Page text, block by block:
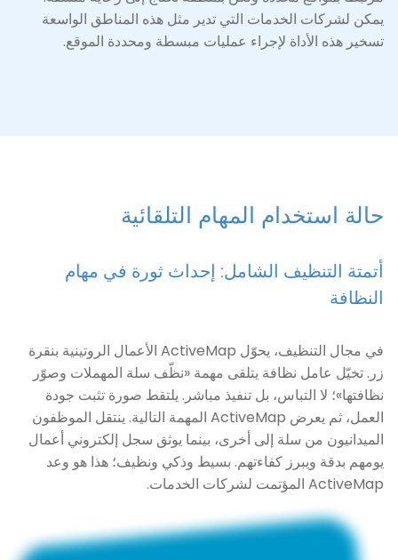
يمكن لشركات الخدمات التي تدير مثل هذه المناطق الواسعة
تسخير هذه الأداة لإجراء عمليات مبسطة ومحددة الموقع.
حالة استخدام المهام التلقائية
أتمتة التنظيف الشامل: إحداث ثورة في مهام
النظافة
في مجال التنظيف، يحوّل ActiveMap الأعمال الروتينية بنقرة
زر. تخيّل عامل نظافة يتلقى مهمة «نظّف سلة المهملات وصوّر
نظافتها»؛ لا التباس، بل تنفيذ مباشر. يلتقط صورة تثبت جودة
العمل، ثم يعرض ActiveMap المهمة التالية. ينتقل الموظفون
الميدانيون من سلة إلى أخرى، بينما يوثق سجل إلكتروني أعمال
يومهم بدقة ويبرز كفاءتهم. بسيط وذكي ونظيف؛ هذا هو وعد
ActiveMap المؤتمت لشركات الخدمات.